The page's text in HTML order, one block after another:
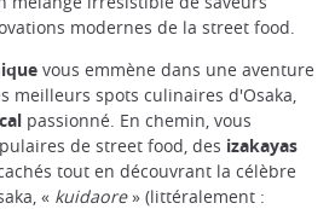
modernes de la street food.
vous emmène dans une aventure
meilleurs spots culinaires d'Osaka,
passionné. En chemin, vous
de street food, des izakayas
tout en découvrant la célèbre
« kuidaore» (littéralement :